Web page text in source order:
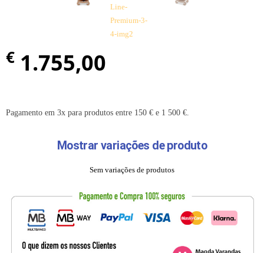
€ 1.755,00
Pagamento em 3x para produtos entre 150 € e 1 500 €.
Mostrar variações de produto
Sem variações de produtos